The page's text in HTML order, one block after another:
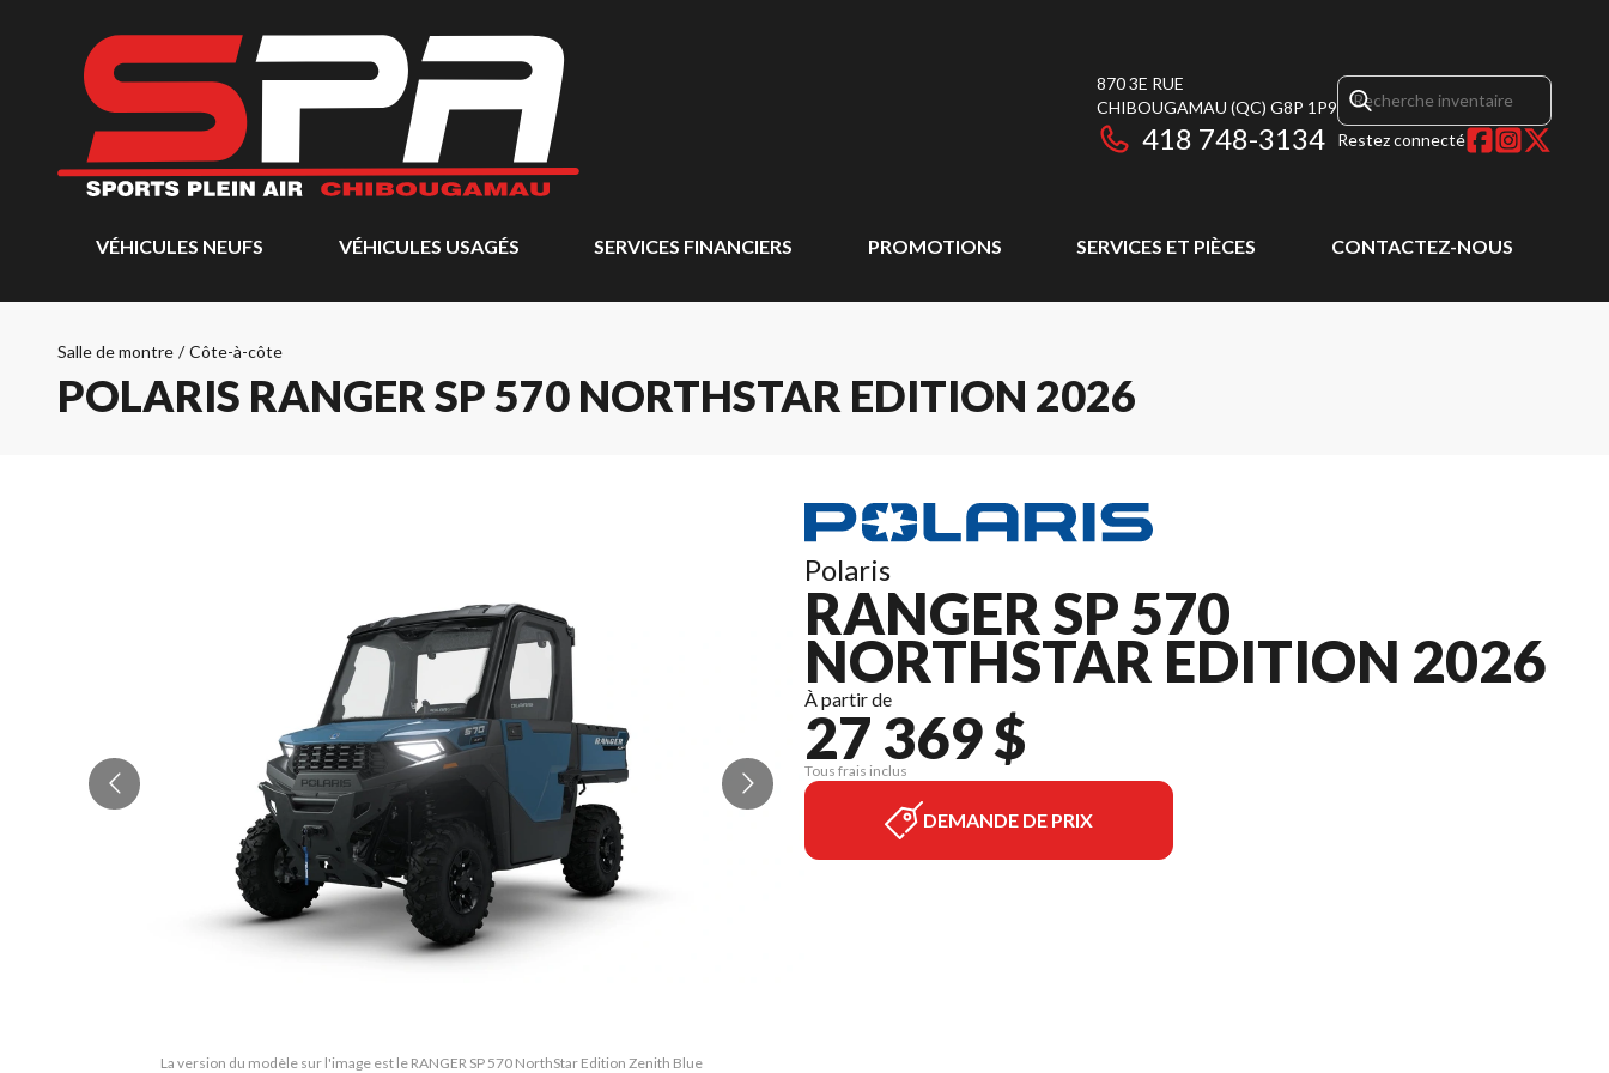
870 3E RUE
CHIBOUGAMAU (QC) G8P 1P9
418 748-3134 Restez connecté
VÉHICULES NEUFS VÉHICULES USAGÉS SERVICES FINANCIERS PROMOTIONS SERVICES ET PIÈCES CONTACTEZ-NOUS
Salle de montre / Côte-à-côte
POLARIS RANGER SP 570 NORTHSTAR EDITION 2026
La version du modèle sur l'image est le RANGER SP 570 NorthStar Edition Zenith Blue
Polaris
RANGER SP 570
NORTHSTAR EDITION 2026
À partir de
27 369 $
Tous frais inclus
DEMANDE DE PRIX